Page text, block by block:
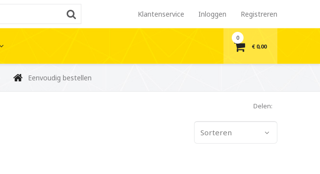
Klantenservice Inloggen Registreren
0
€ 0,00
Eenvoudig bestellen
Delen:
Sorteren